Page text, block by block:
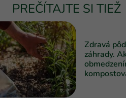
PREČÍTAJTE SI TIEŽ
Zdravá
záhrady.